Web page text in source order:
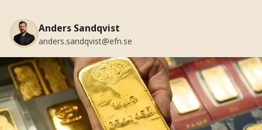
Anders Sandqvist
anders.sandqvist@efn.se